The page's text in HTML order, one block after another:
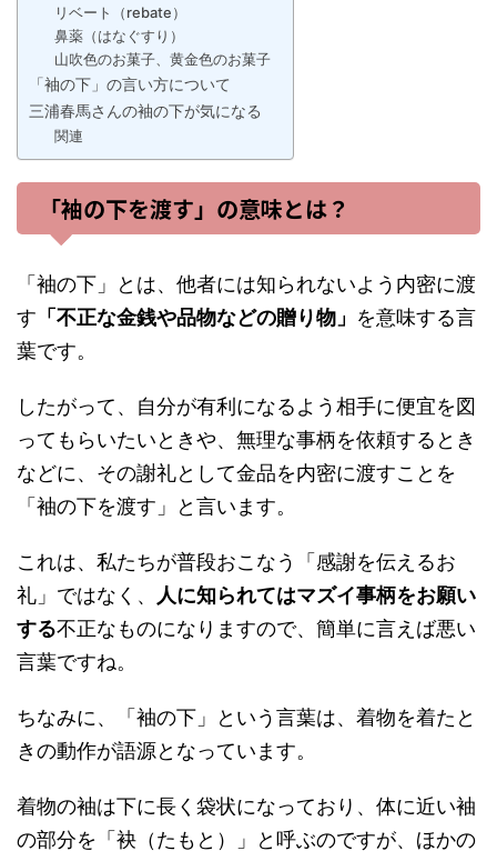
リベート（rebate）
鼻薬（はなぐすり）
山吹色のお菓子、黄金色のお菓子
「袖の下」の言い方について
三浦春馬さんの袖の下が気になる
関連
「袖の下を渡す」の意味とは？
「袖の下」とは、他者には知られないよう内密に渡
す 「不正な金銭や品物などの贈り物」 を意味する言
葉です。
したがって、自分が有利になるよう相手に便宜を図
ってもらいたいときや、無理な事柄を依頼するとき
などに、その謝礼として金品を内密に渡すことを
「袖の下を渡す」と言います。
これは、私たちが普段おこなう「感謝を伝えるお
礼」ではなく、
人に知られてはマズイ事柄をお願い
する不正なものになりますので、簡単に言えば悪い
言葉ですね。
ちなみに、「袖の下」という言葉は、着物を着たと
きの動作が語源となっています。
着物の袖は下に長く袋状になっており、体に近い袖
の部分を「袂（たもと）」と呼ぶのですが、ほかの